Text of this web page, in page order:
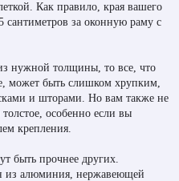
Как правило, края вашего
сантиметров за оконную раму с
нужной толщины, то все, что
может быть слишком хрупким,
и шторами. Но вам также не
особенно если вы
крепления.
быть прочнее других.
из алюминия, нержавеющей